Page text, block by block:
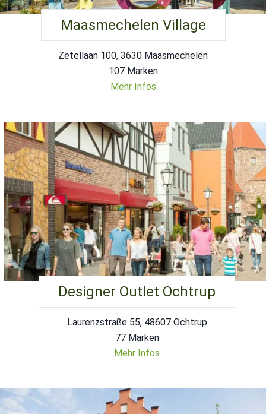
Maasmechelen Village
Zetellaan 100, 3630 Maasmechelen
107 Marken
Mehr Infos
Designer Outlet Ochtrup
Laurenzstraße 55, 48607 Ochtrup
77 Marken
Mehr Infos